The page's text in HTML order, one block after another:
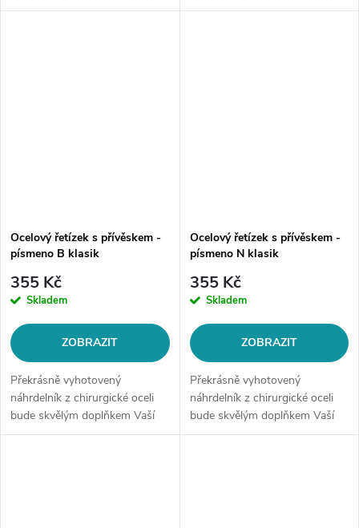
kolekce šperků. Materiál:
kolekce šperků. Materiál:
Ocelový řetízek s přívěskem -
písmeno B klasik
355 Kč
Skladem
ZOBRAZIT
Překrásně vyhotovený
náhrdelník z chirurgické oceli
bude skvělým doplňkem Vaší
kolekce šperků. Materiál:
Ocelový řetízek s přívěskem -
písmeno N klasik
355 Kč
Skladem
ZOBRAZIT
Překrásně vyhotovený
náhrdelník z chirurgické oceli
bude skvělým doplňkem Vaší
kolekce šperků. Materiál: